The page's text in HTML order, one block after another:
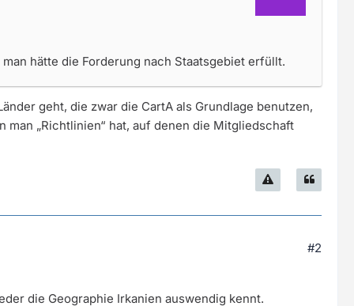
hätte die Forderung nach Staatsgebiet erfüllt.
geht, die zwar die CartA als Grundlage benutzen,
„Richtlinien“ hat, auf denen die Mitgliedschaft
#2
die Geographie Irkanien auswendig kennt.